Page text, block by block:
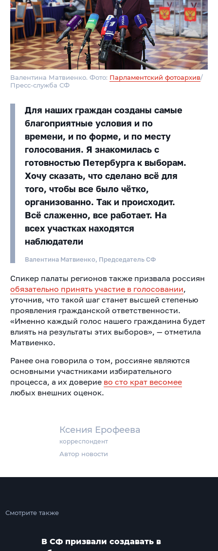
Ксения Ерофеева
корреспондент
Автор новости
Валентина Матвиенко. Фото: Парламентский фотоархив/
Пресс-служба СФ
Для наших граждан созданы самые
благоприятные условия и по
времени, и по форме, и по месту
голосования. Я знакомилась с
готовностью Петербурга к выборам.
Хочу сказать, что сделано всё для
того, чтобы все было чётко,
организованно. Так и происходит.
Всё слаженно, все работает. На
всех участках находятся
наблюдатели
Валентина Матвиенко, Председатель СФ
Спикер палаты регионов также призвала россиян
обязательно принять участие в голосовании,
уточнив, что такой шаг станет высшей степенью
проявления гражданской ответственности.
«Именно каждый голос нашего гражданина будет
влиять на результаты этих выборов», — отметила
Матвиенко.
Ранее она говорила о том, россияне являются
основными участниками избирательного
процесса, а их доверие во сто крат весомее
любых внешних оценок.
Смотрите также
В СФ призвали создавать в